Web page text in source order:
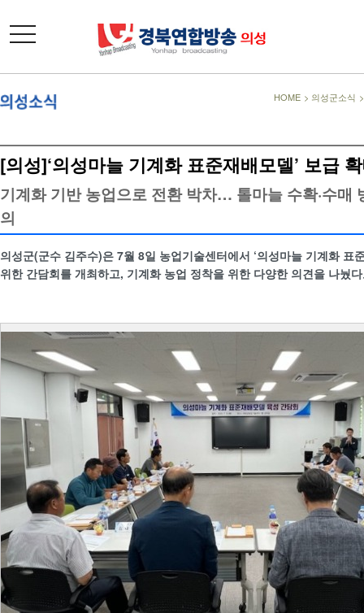
toggle
navigation
HOME > 의성군소식
[의성]‘의성마늘 기계화 표준재배모델’ 보급
기계화 기반 농업으로 전환 박차… 톨마늘 수확·수매
의
의성군(군수 김주수)은 7월 8일 농업기술센터에서 ‘의성마늘 기계화 표
위한 간담회를 개최하고, 기계화 농업 정착을 위한 다양한 의견을 나눴